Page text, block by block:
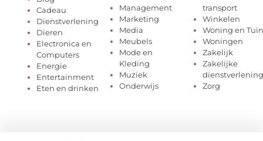
Cadeau
Dienstverlening
Dieren
Electronica en
Computers
Energie
Entertainment
Eten en drinken
Management
Marketing
Media
Meubels
Mode en
Kleding
Muziek
Onderwijs
transport
Winkelen
Woning en Tuin
Woningen
Zakelijk
Zakelijke
dienstverlening
Zorg